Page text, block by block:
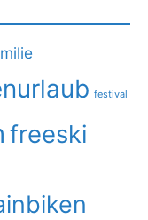
festival
freeski